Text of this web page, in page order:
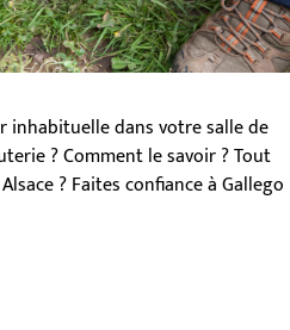
inhabituelle dans votre salle de
? Comment le savoir ? Tout
? Faites confiance à Gallego